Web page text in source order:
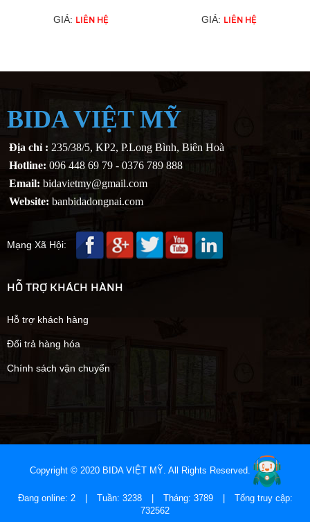
GIÁ: LIÊN HỆ GIÁ: LIÊN HỆ
BIDA VIỆT MỸ
Địa chỉ : 235/38/5, KP2, P.Long Bình, Biên Hoà
Hotline: 096 448 69 79 - 0376 789 888
Email: bidavietmy@gmail.com
Website: banbidadongnai.com
Mạng Xã Hội:
HỖ TRỢ KHÁCH HÀNH
Hỗ trợ khách hàng
Đổi trả hàng hóa
Chính sách vận chuyển
Copyright © 2020 BIDA VIỆT MỸ. All Rights Reserved.
Đang online: 2 Tuần: 3238 Tháng: 3789
Tổng truy cập:
732562